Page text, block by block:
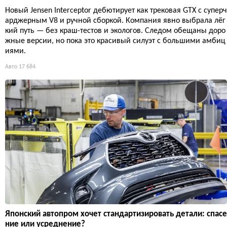
Новый Jensen Interceptor дебютирует как трековая GTX с суперч
арджерным V8 и ручной сборкой. Компания явно выбрала лёг
кий путь — без краш-тестов и экологов. Следом обещаны доро
жные версии, но пока это красивый силуэт с большими амбиц
иями.
Авто 17 684
Японский автопром хочет стандартизировать детали: спасе
ние или усреднение?